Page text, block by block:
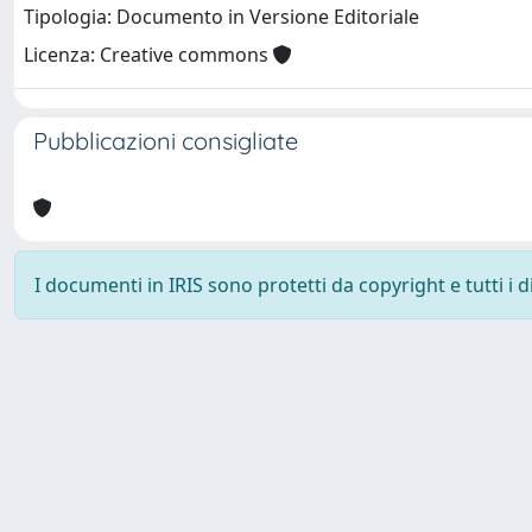
Tipologia: Documento in Versione Editoriale
Licenza: Creative commons
Pubblicazioni consigliate
I documenti in IRIS sono protetti da copyright e tutti i